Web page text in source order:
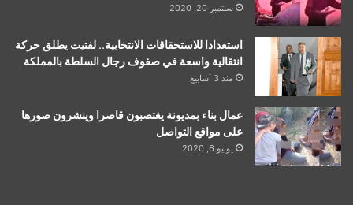
سبتمبر 20, 2020
استعدادا للاستحقاقات الانتخابية.. لفتيت يطلق حركة
انتقالية واسعة في صفوف رجال السلطة بالمملكة
منذ 3 أسابيع
عمال بناء بمديونة يغتصبون قاصرا وينشرون صورها
على مواقع التواصل
يونيو 6, 2020